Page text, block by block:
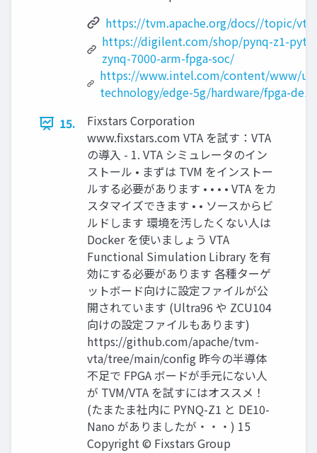
https://tvm.apache.org/docs//topic/
https://digilent.com/shop/pynq-z1-
zynq-7000-arm-fpga-soc/
https://www.intel.com/content/www/
technology/edge-5g/hardware/fpga-
15.
Fixstars Corporation
www.ﬁxstars.com VTA を試す：VTA
の導入 - 1. VTA シミュレータのイン
ストール • まずは TVM をインストー
ルする必要があります • • • • VTA をカ
スタマイズできます • • ソースからビ
ルドします 環境を汚したくない人は
Docker を使いましょう VTA
Functional Simulation Library を有
効にする必要があります 各種ターゲ
ットボード向けに設定ファイルが公
開されています (Ultra96 や ZCU104
向けの設定ファイルもあります)
https://github.com/apache/tvm-
vta/tree/main/config 昨今の半導体
不足で FPGA ボードが手元にない人
が TVM/VTA を試すにはオススメ！
(たまたま社内に PYNQ-Z1 と DE10-
Nano がありましたが・・・) 15
Copyright © Fixstars Group